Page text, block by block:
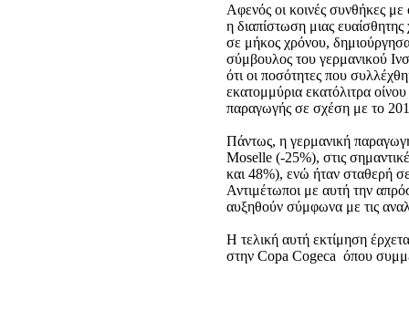
Αφενός οι κοινές συνθήκες
η διαπίστωση μιας
σε μήκος χρόνου,
σύμβουλος του γερμανικού
ότι οι ποσότητες που
εκατομμύρια εκατόλιτρα
παραγωγής σε σχέση με το
Πάντως, η γερμανική
Moselle (-25%), στις
και 48%), ενώ ήταν σταθερή
Αντιμέτωποι με αυτή την
αυξηθούν σύμφωνα με τις
Η τελική αυτή εκτίμηση
στην Copa Cogeca όπου